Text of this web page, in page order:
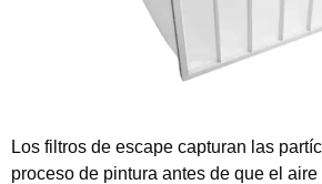
Los filtros de escape capturan las
proceso de pintura antes de que el aire